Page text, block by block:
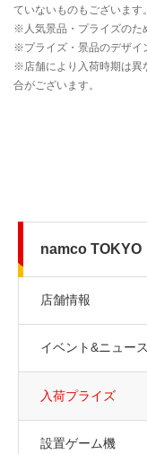
namco TOKYO
店舗情報
イベント&ニュース
入荷プライズ
設置ゲーム機